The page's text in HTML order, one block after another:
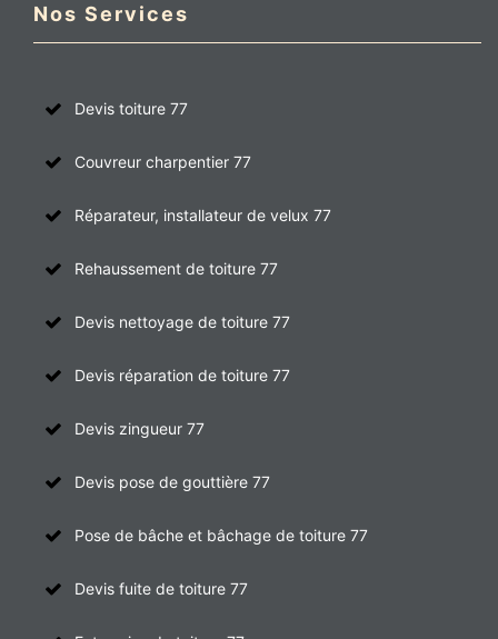
Nos Services
Devis toiture 77
Couvreur charpentier 77
Réparateur, installateur de velux 77
Rehaussement de toiture 77
Devis nettoyage de toiture 77
Devis réparation de toiture 77
Devis zingueur 77
Devis pose de gouttière 77
Pose de bâche et bâchage de toiture 77
Devis fuite de toiture 77